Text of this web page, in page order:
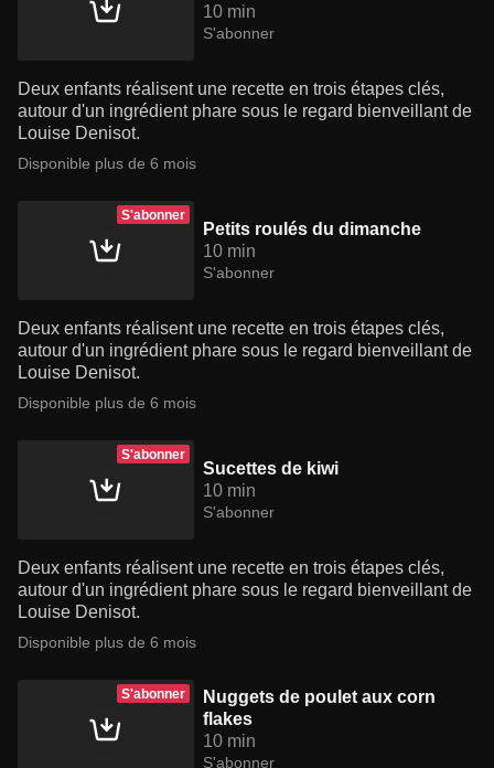
10 min
S'abonner
Deux enfants réalisent une recette en trois étapes clés,
autour d'un ingrédient phare sous le regard bienveillant de
Louise Denisot.
Disponible plus de 6 mois
S'abonner
Petits roulés du dimanche
10 min
S'abonner
Deux enfants réalisent une recette en trois étapes clés,
autour d'un ingrédient phare sous le regard bienveillant de
Louise Denisot.
Disponible plus de 6 mois
S'abonner
Sucettes de kiwi
10 min
S'abonner
Deux enfants réalisent une recette en trois étapes clés,
autour d'un ingrédient phare sous le regard bienveillant de
Louise Denisot.
Disponible plus de 6 mois
S'abonner
Nuggets de poulet aux corn
flakes
10 min
S'abonner